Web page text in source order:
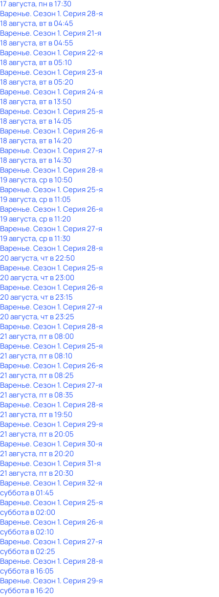
17 августа, пн в 17:30
Варенье. Сезон 1. Серия 28-я
18 августа, вт в 04:45
Варенье. Сезон 1. Серия 21-я
18 августа, вт в 04:55
Варенье. Сезон 1. Серия 22-я
18 августа, вт в 05:10
Варенье. Сезон 1. Серия 23-я
18 августа, вт в 05:20
Варенье. Сезон 1. Серия 24-я
18 августа, вт в 13:50
Варенье. Сезон 1. Серия 25-я
18 августа, вт в 14:05
Варенье. Сезон 1. Серия 26-я
18 августа, вт в 14:20
Варенье. Сезон 1. Серия 27-я
18 августа, вт в 14:30
Варенье. Сезон 1. Серия 28-я
19 августа, ср в 10:50
Варенье. Сезон 1. Серия 25-я
19 августа, ср в 11:05
Варенье. Сезон 1. Серия 26-я
19 августа, ср в 11:20
Варенье. Сезон 1. Серия 27-я
19 августа, ср в 11:30
Варенье. Сезон 1. Серия 28-я
20 августа, чт в 22:50
Варенье. Сезон 1. Серия 25-я
20 августа, чт в 23:00
Варенье. Сезон 1. Серия 26-я
20 августа, чт в 23:15
Варенье. Сезон 1. Серия 27-я
20 августа, чт в 23:25
Варенье. Сезон 1. Серия 28-я
21 августа, пт в 08:00
Варенье. Сезон 1. Серия 25-я
21 августа, пт в 08:10
Варенье. Сезон 1. Серия 26-я
21 августа, пт в 08:25
Варенье. Сезон 1. Серия 27-я
21 августа, пт в 08:35
Варенье. Сезон 1. Серия 28-я
21 августа, пт в 19:50
Варенье. Сезон 1. Серия 29-я
21 августа, пт в 20:05
Варенье. Сезон 1. Серия 30-я
21 августа, пт в 20:20
Варенье. Сезон 1. Серия 31-я
21 августа, пт в 20:30
Варенье. Сезон 1. Серия 32-я
субботав01:45
Варенье. Сезон 1. Серия 25-я
субботав02:00
Варенье. Сезон 1. Серия 26-я
субботав02:10
Варенье. Сезон 1. Серия 27-я
субботав02:25
Варенье. Сезон 1. Серия 28-я
субботав16:05
Варенье. Сезон 1. Серия 29-я
субботав16:20